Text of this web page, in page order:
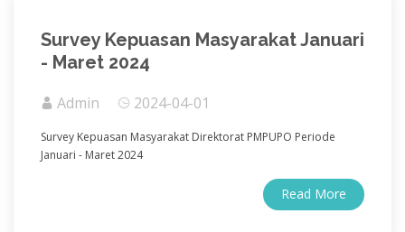
Survey Kepuasan Masyarakat Januari
- Maret 2024
Admin 2024-04-01
Survey Kepuasan Masyarakat Direktorat PMPUPO Periode
Januari - Maret 2024
Read More